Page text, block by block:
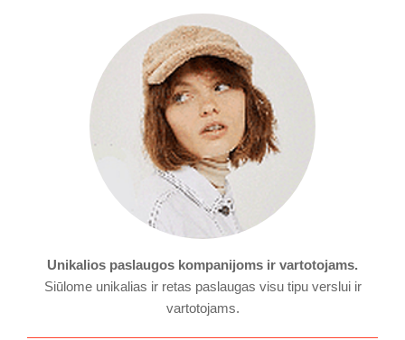
Unikalios paslaugos kompanijoms ir vartotojams.
Siūlome unikalias ir retas paslaugas visu tipu verslui ir
vartotojams.